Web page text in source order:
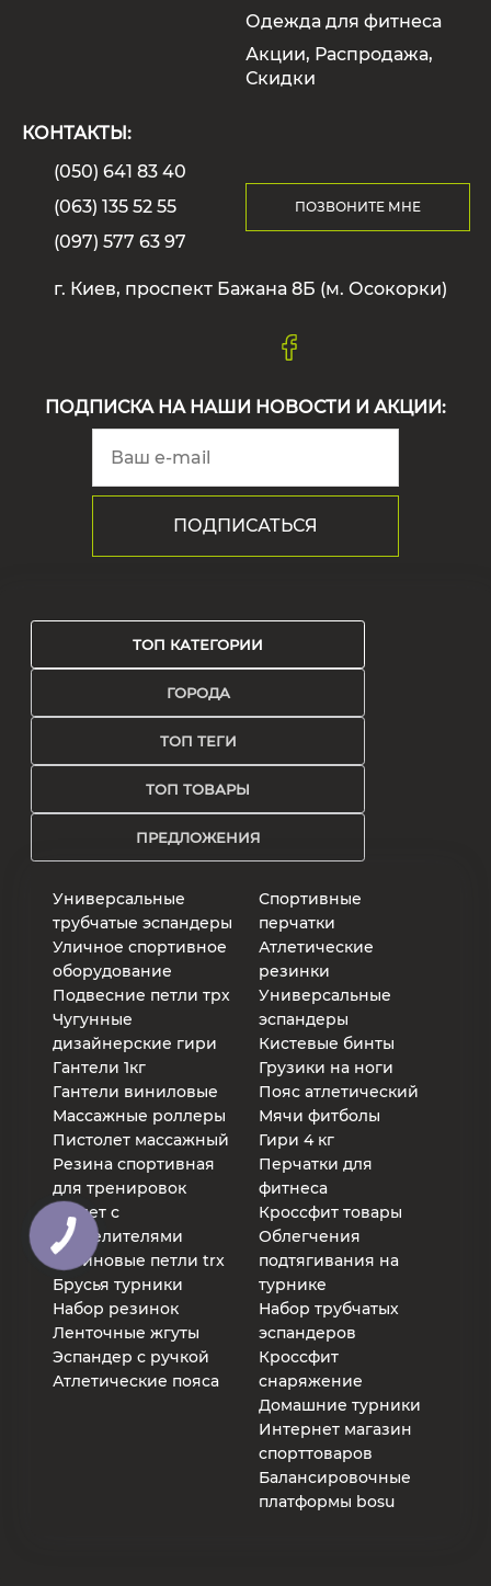
Одежда для фитнеса
Акции, Распродажа,
Скидки
КОНТАКТЫ:
(050) 641 83 40
(063) 135 52 55
(097) 577 63 97
ПОЗВОНИТЕ МНЕ
г. Киев, проспект Бажана 8Б (м. Осокорки)
ПОДПИСКА НА НАШИ НОВОСТИ И АКЦИИ:
ТОП КАТЕГОРИИ
ГОРОДА
ТОП ТЕГИ
ТОП ТОВАРЫ
ПРЕДЛОЖЕНИЯ
Универсальные
трубчатые эспандеры
Уличное спортивное
оборудование
Подвесние петли трх
Чугунные
дизайнерские гири
Гантели 1кг
Гантели виниловые
Массажные роллеры
Пистолет массажный
Спортивные
перчатки
Атлетические
резинки
Универсальные
эспандеры
Кистевые бинты
Грузики на ноги
Пояс атлетический
Мячи фитболы
Гири 4 кг
Резина спортивная
для тренировок
Жилет с
утяжелителями
Резиновые петли trx
Брусья турники
Набор резинок
Ленточные жгуты
Эспандер с ручкой
Атлетические пояса
Перчатки для
фитнеса
Кроссфит товары
Облегчения
подтягивания на
турнике
Набор трубчатых
эспандеров
Кроссфит
снаряжение
Домашние турники
Интернет магазин
спорттоваров
Балансировочные
платформы bosu